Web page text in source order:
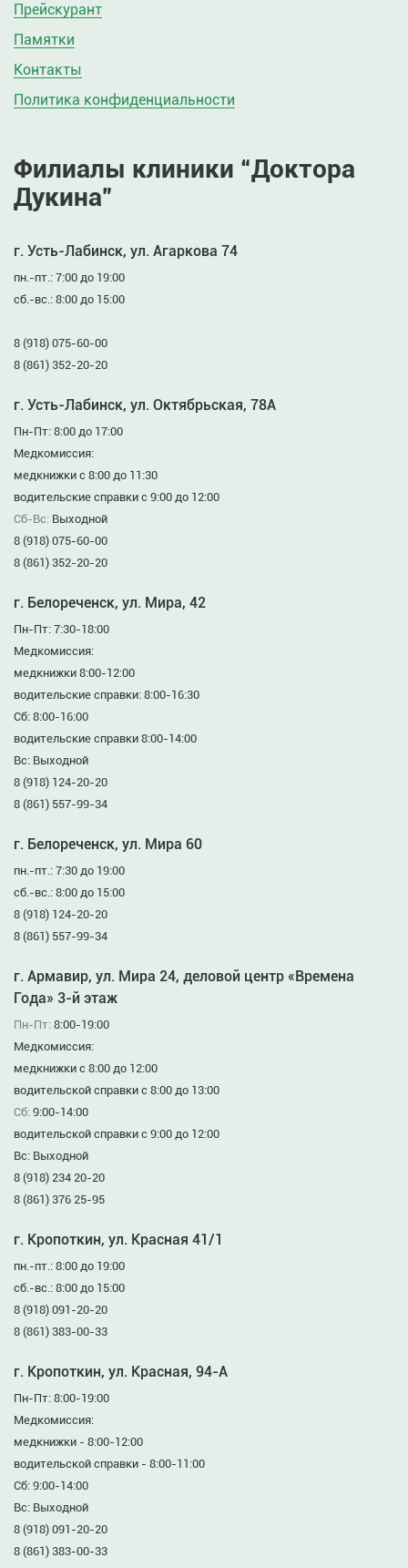
Прейскурант
Памятки
Контакты
Политика конфиденциальности
Филиалы клиники “Доктора
Дукина”
г. Усть-Лабинск, ул. Агаркова 74
пн.-пт.: 7:00 до 19:00
сб.-вс.: 8:00 до 15:00
8 (918) 075-60-00
8 (861) 352-20-20
г. Усть-Лабинск, ул. Октябрьская, 78А
Пн-Пт: 8:00 до 17:00
Медкомиссия:
медкнижки с 8:00 до 11:30
водительские справки с 9:00 до 12:00
Сб-Вс: Выходной
8 (918) 075-60-00
8 (861) 352-20-20
г. Белореченск, ул. Мира, 42
Пн-Пт: 7:30-18:00
Медкомиссия:
медкнижки 8:00-12:00
водительские справки: 8:00-16:30
Сб: 8:00-16:00
водительские справки 8:00-14:00
Вс: Выходной
8 (918) 124-20-20
8 (861) 557-99-34
г. Белореченск, ул. Мира 60
пн.-пт.: 7:30 до 19:00
сб.-вс.: 8:00 до 15:00
8 (918) 124-20-20
8 (861) 557-99-34
г. Армавир, ул. Мира 24, деловой центр «Времена
Года» 3-й этаж
Пн-Пт: 8:00-19:00
Медкомиссия:
медкнижки с 8:00 до 12:00
водительской справки с 8:00 до 13:00
Сб: 9:00-14:00
водительской справки с 9:00 до 12:00
Вс: Выходной
8 (918) 234 20-20
8 (861) 376 25-95
г. Кропоткин, ул. Красная 41/1
пн.-пт.: 8:00 до 19:00
сб.-вс.: 8:00 до 15:00
8 (918) 091-20-20
8 (861) 383-00-33
г. Кропоткин, ул. Красная, 94-А
Пн-Пт: 8:00-19:00
Медкомиссия:
медкнижки - 8:00-12:00
водительской справки - 8:00-11:00
Сб: 9:00-14:00
Вс: Выходной
8 (918) 091-20-20
8 (861) 383-00-33